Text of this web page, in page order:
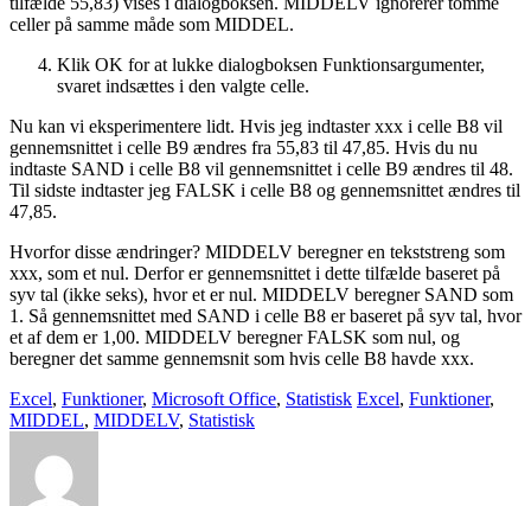
celler på samme måde som MIDDEL.
Klik OK for at lukke dialogboksen Funktionsargumenter,
svaret indsættes i den valgte celle.
Nu kan vi eksperimentere lidt. Hvis jeg indtaster xxx i celle B8 vil
gennemsnittet i celle B9 ændres fra 55,83 til 47,85. Hvis du nu
indtaste SAND i celle B8 vil gennemsnittet i celle B9 ændres til 48.
Til sidste indtaster jeg FALSK i celle B8 og gennemsnittet ændres til
47,85.
Hvorfor disse ændringer? MIDDELV beregner en tekststreng som
xxx, som et nul. Derfor er gennemsnittet i dette tilfælde baseret på
syv tal (ikke seks), hvor et er nul. MIDDELV beregner SAND som
1. Så gennemsnittet med SAND i celle B8 er baseret på syv tal, hvor
et af dem er 1,00. MIDDELV beregner FALSK som nul, og
beregner det samme gennemsnit som hvis celle B8 havde xxx.
Excel, Funktioner, Microsoft Office, Statistisk Excel, Funktioner,
MIDDEL, MIDDELV, Statistisk